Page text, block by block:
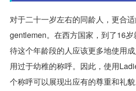
对于二十一岁左右的同龄人，更合
gentlemen。在西方国家，到了16
待这个年龄段的人应该更多地使用
用过于幼稚的称呼。因此，使用
个称呼可以展现出应有的尊重和礼貌